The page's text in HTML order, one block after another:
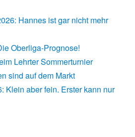
Hannes ist gar nicht mehr
Oberliga-Prognose!
Lehrter Sommerturnier
sind auf dem Markt
Klein aber fein. Erster kann nur